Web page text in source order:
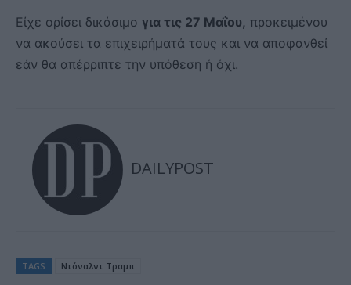
Είχε ορίσει δικάσιμο για τις 27 Μαΐου, προκειμένου
να ακούσει τα επιχειρήματά τους και να αποφανθεί
εάν θα απέρριπτε την υπόθεση ή όχι.
DAILYPOST
TAGS Ντόναλντ Τραμπ